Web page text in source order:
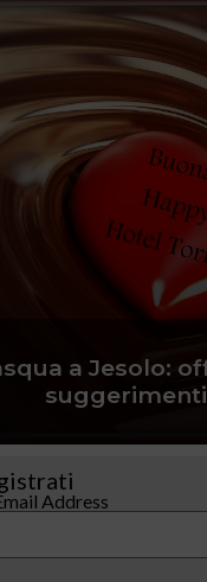
a Jesolo:
suggerimenti
Address